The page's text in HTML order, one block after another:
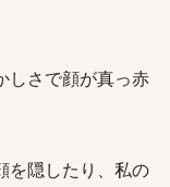
しさで顔が真っ赤
を隠したり、私の